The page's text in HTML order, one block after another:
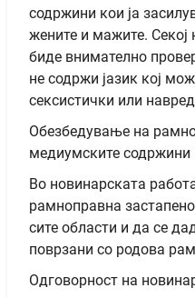
содржини кои ја
жените и мажите. Секој
биде внимателно
не содржи јазик кој
сексистички или
Обезбедување на
медиумските содржини
Во новинарската
рамноправна
сите области и да се
поврзани со родова
Одговорност на